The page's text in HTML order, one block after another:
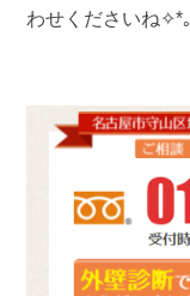
わせくださいね✧*｡